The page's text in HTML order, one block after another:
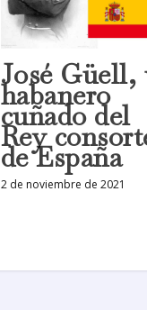
José Güell,
habanero
cuñado del
Rey
de España
2 de noviembre de 2021